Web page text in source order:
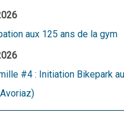
aux 125 ans de la gym
#4 : Initiation Bikepark